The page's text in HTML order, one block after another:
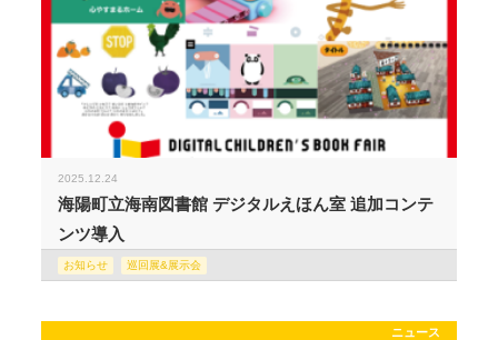
2025.12.24
海陽町立海南図書館 デジタルえほん室 追加コンテ
ンツ導入
お知らせ 巡回展&展示会
ニュース